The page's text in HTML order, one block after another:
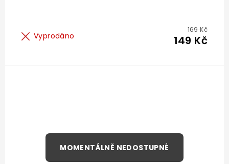
Vyprodáno
169 Kč
149 Kč